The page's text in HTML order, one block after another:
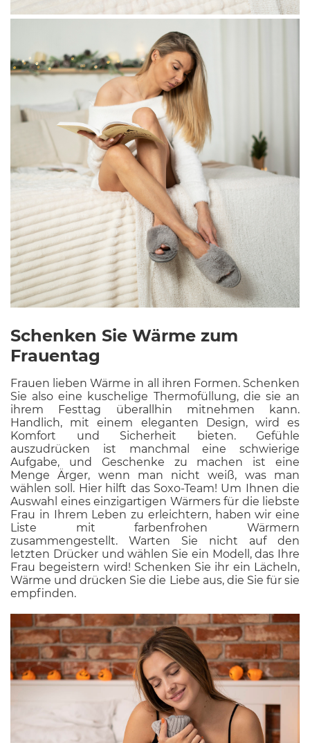
Schenken Sie Wärme zum
Frauentag
Frauen lieben Wärme in all ihren Formen. Schenken
Sie also eine kuschelige Thermofüllung, die sie an
ihrem Festtag überallhin mitnehmen kann.
Handlich, mit einem eleganten Design, wird es
Komfort und Sicherheit bieten. Gefühle
auszudrücken ist manchmal eine schwierige
Aufgabe, und Geschenke zu machen ist eine
Menge Ärger, wenn man nicht weiß, was man
wählen soll. Hier hilft das Soxo-Team! Um Ihnen die
Auswahl eines einzigartigen Wärmers für die liebste
Frau in Ihrem Leben zu erleichtern, haben wir eine
Liste mit farbenfrohen Wärmern
zusammengestellt. Warten Sie nicht auf den
letzten Drücker und wählen Sie ein Modell, das Ihre
Frau begeistern wird! Schenken Sie ihr ein Lächeln,
Wärme und drücken Sie die Liebe aus, die Sie für sie
empfinden.